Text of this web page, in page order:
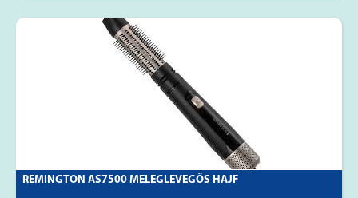
REMINGTON AS7500 MELEGLEVEGŐS HAJF